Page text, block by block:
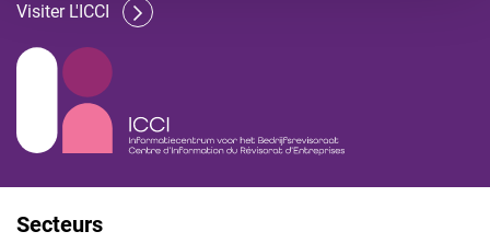
Visiter L'ICCI
Secteurs